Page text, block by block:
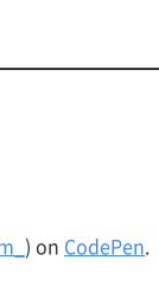
) on CodePen.